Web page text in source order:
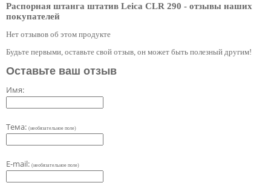
Распорная штанга штатив Leica CLR 290 - отзывы наших
покупателей
Нет отзывов об этом продукте
Будьте первыми, оставьте свой отзыв, он может быть полезный другим!
Оставьте ваш отзыв
Имя:
Тема: (необязательное поле)
E-mail: (необязательное поле)